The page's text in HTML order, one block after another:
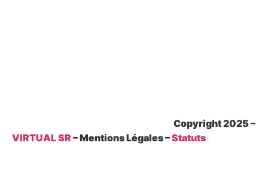
Copyright 2025 –
VIRTUAL SR – Mentions Légales –Statuts